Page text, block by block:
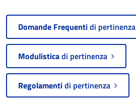
Domande Frequentidi pertinenza
Modulisticadi pertinenza
Regolamentidi pertinenza